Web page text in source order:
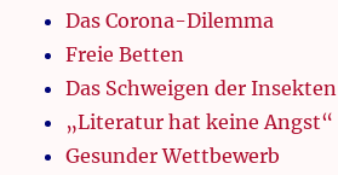
Das Corona-Dilemma
Freie Betten
Das Schweigen der Insekten
„Literatur hat keine Angst“
Gesunder Wettbewerb